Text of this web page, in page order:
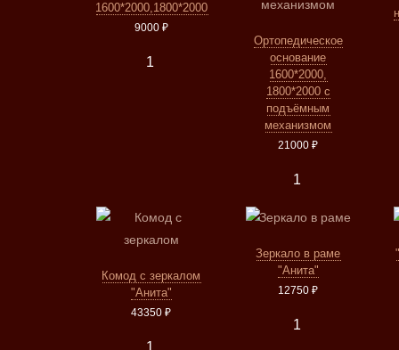
1600*2000,1800*2000
9000 ₽
Ортопедическое
основание
1600*2000,
1800*2000 с
подъёмным
механизмом
21000 ₽
Комод с зеркалом
"Анита"
43350 ₽
Зеркало в раме
"Анита"
12750 ₽